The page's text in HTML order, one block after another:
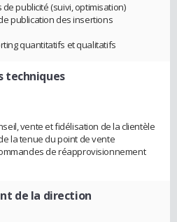
publicité (suivi, optimisation)
publication des insertions
quantitatifs et qualitatifs
techniques
vente et fidélisation de la clientèle
la tenue du point de vente
de réapprovisionnement
de la direction